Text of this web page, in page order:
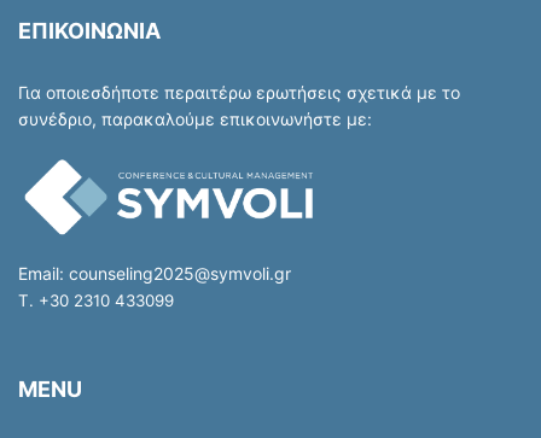
ΕΠΙΚΟΙΝΩΝΙΑ
Για οποιεσδήποτε περαιτέρω ερωτήσεις σχετικά με το
συνέδριο, παρακαλούμε επικοινωνήστε με:
Email: counseling2025@symvoli.gr
T. +30 2310 433099
MENU